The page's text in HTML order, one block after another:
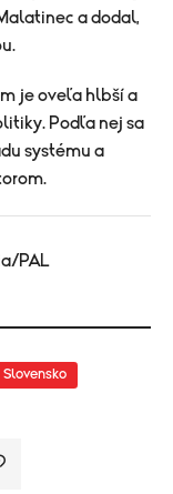
a dodal,
je oveľa hlbší a
Podľa nej sa
systému a
PAL
Slovensko